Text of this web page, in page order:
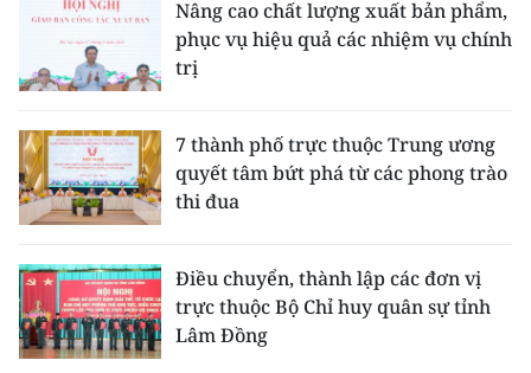
Nâng cao chất lượng xuất bản phẩm,
phục vụ hiệu quả các nhiệm vụ chính
trị
7 thành phố trực thuộc Trung ương
quyết tâm bứt phá từ các phong trào
thi đua
Điều chuyển, thành lập các đơn vị
trực thuộc Bộ Chỉ huy quân sự tỉnh
Lâm Đồng